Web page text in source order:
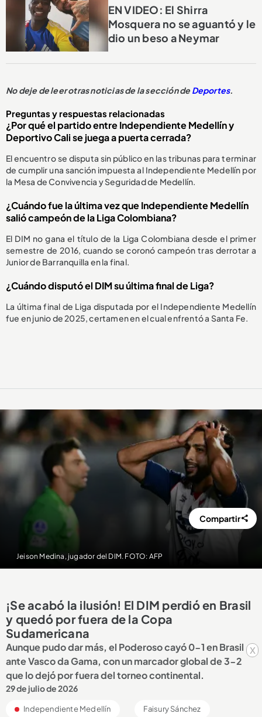
x
EN VIDEO: El Shirra
Mosquera no se aguantó y le
dio un beso a Neymar
No deje de leer otras noticias de la sección deDeportes.
Preguntas y respuestas relacionadas
¿Por qué el partido entre Independiente Medellín y
Deportivo Cali se juega a puerta cerrada?
El encuentro se disputa sin público en las tribunas para terminar
de cumplir una sanción impuesta al Independiente Medellín por
la Mesa de Convivencia y Seguridad de Medellín.
¿Cuándo fue la última vez que Independiente Medellín
salió campeón de la Liga Colombiana?
El DIM no gana el título de la Liga Colombiana desde el primer
semestre de 2016, cuando se coronó campeón tras derrotar a
Junior de Barranquilla en la final.
¿Cuándo disputó el DIM su última final de Liga?
La última final de Liga disputada por el Independiente Medellín
fue en junio de 2025, certamen en el cual enfrentó a Santa Fe.
Jeison Medina, jugador del DIM. FOTO: AFP
Compartir
¡Se acabó la ilusión! El DIM perdió en Brasil
y quedó por fuera de la Copa
Sudamericana
Aunque pudo dar más, el Poderoso cayó 0-1 en Brasil
ante Vasco da Gama, con un marcador global de 3-2
que lo dejó por fuera del torneo continental.
29 de julio de 2026
Independiente Medellín Faisury Sánchez